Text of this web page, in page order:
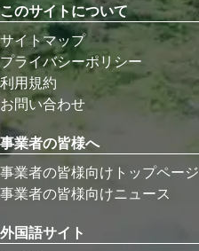
このサイトについて
サイトマップ
プライバシーポリシー
利用規約
お問い合わせ
事業者の皆様へ
事業者の皆様向けトップページ
事業者の皆様向けニュース
外国語サイト